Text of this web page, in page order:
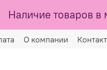
Наличие товаров в
О компании